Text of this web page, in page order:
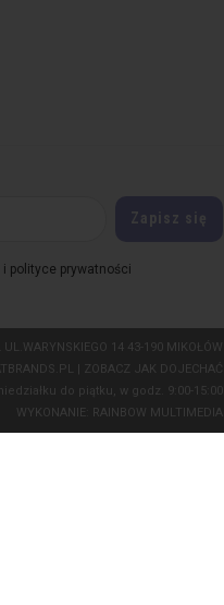
polityce prywatności
UL.WARYNSKIEGO 14 43-190 MIKOŁÓW
| ZOBACZ JAK DOJECHAĆ
do piątku, w godz. 9:00-15:00
WYKONANIE: RAINBOW MULTIMEDIA